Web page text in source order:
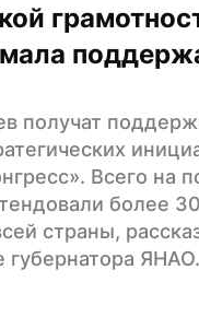
получат
Всего на
более
страны,
губернатора ЯНАО.